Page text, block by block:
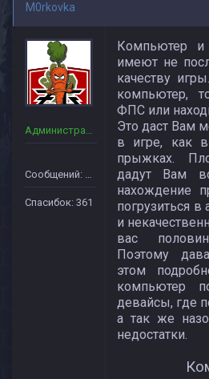
M0rkovka
Администраторы
Сообщений: 160
Спасибок: 361
Компьютер и
имеют не
качеству
компьютер,
ФПС или
Это даст Вам
в игре, как
прыжках.
дадут Вам
нахождение
погрузиться
и
вас
Поэтому
этом
компьютер
девайсы, где
а так же
недостатки.